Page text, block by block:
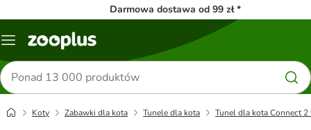
Darmowa dostawa od 99 zł *
Menu
Szukaj
produktów
Koty Zabawki dla kota Tunele dla kota Tunel dla kota Connect 2